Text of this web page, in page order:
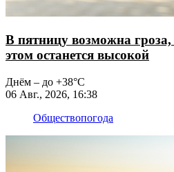
В пятницу возможна
этом останется высокой
Днём – до +38°С
06 Авг., 2026, 16:38
Обществопогода